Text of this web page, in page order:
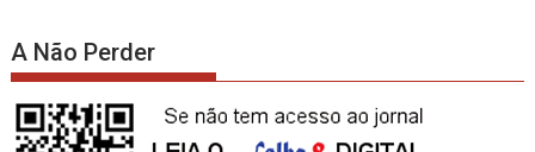
A Não Perder